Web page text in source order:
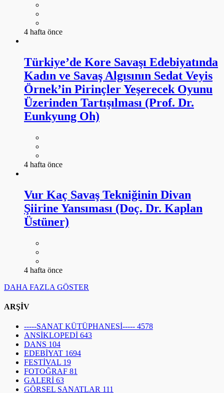
4 hafta önce
Türkiye’de Kore Savaşı Edebiyatında
Kadın ve Savaş Algısının Sedat Veyis
Örnek’in Pirinçler Yeşerecek Oyunu
Üzerinden Tartışılması (Prof. Dr.
Eunkyung Oh)
4 hafta önce
Vur Kaç Savaş Tekniğinin Divan
Şiirine Yansıması (Doç. Dr. Kaplan
Üstüner)
4 hafta önce
DAHA FAZLA GÖSTER
ARŞİV
-----SANAT KÜTÜPHANESİ----- 4578
ANSİKLOPEDİ 643
DANS 104
EDEBİYAT 1694
FESTİVAL 19
FOTOĞRAF 81
GALERİ 63
GÖRSEL SANATLAR 111